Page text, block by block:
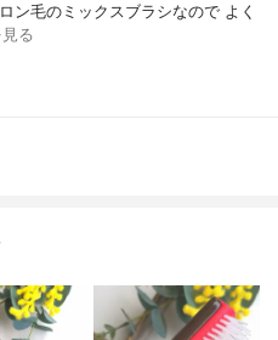
毛のミックスブラシなので よく
る